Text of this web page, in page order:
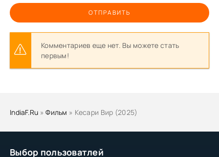
Выбор пользоватлей
ОТПРАВИТЬ
Комментариев еще нет. Вы можете стать
первым!
IndiaF.Ru »Фильм » Кесари Вир (2025)